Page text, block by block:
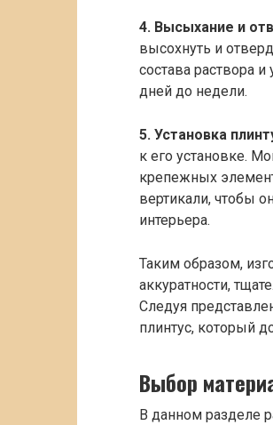
4. Высыхание и
высохнуть и
состава раствора
дней до недели.
5. Установка
к его установке.
крепежных
вертикали, чтобы
интерьера.
Таким образом,
аккуратности,
Следуя
плинтус, который
Выбор
В данном разделе